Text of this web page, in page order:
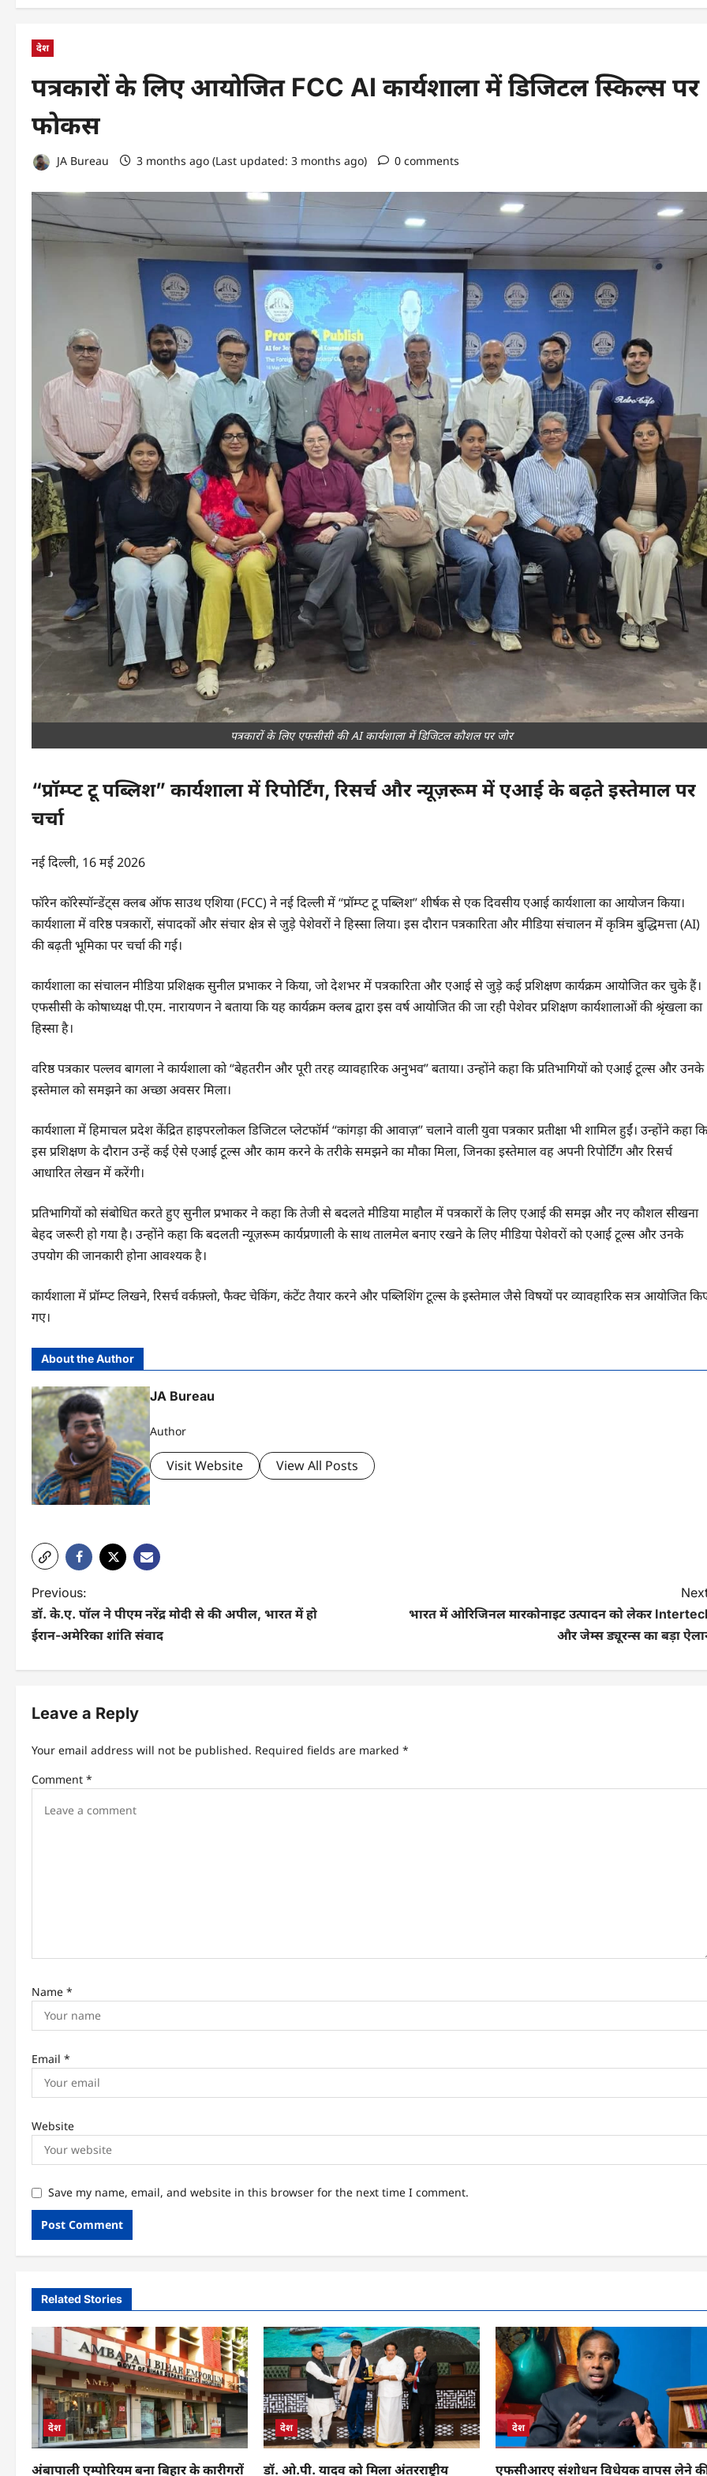
देश
पत्रकारों के लिए आयोजित FCC AI कार्यशाला में डिजिटल स्किल्स पर
फोकस
JA Bureau 3 months ago (Last updated: 3 months ago) 0 comments
पत्रकारों के लिए एफसीसी की AI कार्यशाला में डिजिटल कौशल पर जोर
“प्रॉम्प्ट टू पब्लिश” कार्यशाला में रिपोर्टिंग, रिसर्च और न्यूज़रूम में एआई के बढ़ते इस्तेमाल पर
चर्चा
नई दिल्ली, 16 मई 2026
फॉरेन कॉरेस्पॉन्डेंट्स क्लब ऑफ साउथ एशिया (FCC) ने नई दिल्ली में “प्रॉम्प्ट टू पब्लिश” शीर्षक से एक दिवसीय एआई कार्यशाला का आयोजन किया।
कार्यशाला में वरिष्ठ पत्रकारों, संपादकों और संचार क्षेत्र से जुड़े पेशेवरों ने हिस्सा लिया। इस दौरान पत्रकारिता और मीडिया संचालन में कृत्रिम बुद्धिमत्ता (AI)
की बढ़ती भूमिका पर चर्चा की गई।
कार्यशाला का संचालन मीडिया प्रशिक्षक सुनील प्रभाकर ने किया, जो देशभर में पत्रकारिता और एआई से जुड़े कई प्रशिक्षण कार्यक्रम आयोजित कर चुके हैं।
एफसीसी के कोषाध्यक्ष पी.एम. नारायणन ने बताया कि यह कार्यक्रम क्लब द्वारा इस वर्ष आयोजित की जा रही पेशेवर प्रशिक्षण कार्यशालाओं की श्रृंखला का
हिस्सा है।
वरिष्ठ पत्रकार पल्लव बागला ने कार्यशाला को “बेहतरीन और पूरी तरह व्यावहारिक अनुभव” बताया। उन्होंने कहा कि प्रतिभागियों को एआई टूल्स और उनके
इस्तेमाल को समझने का अच्छा अवसर मिला।
कार्यशाला में हिमाचल प्रदेश केंद्रित हाइपरलोकल डिजिटल प्लेटफॉर्म “कांगड़ा की आवाज़” चलाने वाली युवा पत्रकार प्रतीक्षा भी शामिल हुईं। उन्होंने कहा कि
इस प्रशिक्षण के दौरान उन्हें कई ऐसे एआई टूल्स और काम करने के तरीके समझने का मौका मिला, जिनका इस्तेमाल वह अपनी रिपोर्टिंग और रिसर्च
आधारित लेखन में करेंगी।
प्रतिभागियों को संबोधित करते हुए सुनील प्रभाकर ने कहा कि तेजी से बदलते मीडिया माहौल में पत्रकारों के लिए एआई की समझ और नए कौशल सीखना
बेहद जरूरी हो गया है। उन्होंने कहा कि बदलती न्यूज़रूम कार्यप्रणाली के साथ तालमेल बनाए रखने के लिए मीडिया पेशेवरों को एआई टूल्स और उनके
उपयोग की जानकारी होना आवश्यक है।
कार्यशाला में प्रॉम्प्ट लिखने, रिसर्च वर्कफ़्लो, फैक्ट चेकिंग, कंटेंट तैयार करने और पब्लिशिंग टूल्स के इस्तेमाल जैसे विषयों पर व्यावहारिक सत्र आयोजित
गए।
About the Author
JA Bureau
Author
Visit Website View All Posts
P
o
n
i
n
Previous:
डॉ. के.ए. पॉल ने पीएम नरेंद्र मोदी से की अपील, भारत में हो
ईरान-अमेरिका शांति संवाद
भारत में ओरिजिनल मारकोनाइट उत्पादन को लेकर
और जेम्स ड्यूरन्स का बड़ा
Leave a Reply
Your email address will not be published. Required fields are marked *
Comment *
Name *
Email *
Website
Save my name, email, and website in this browser for the next time I comment.
Related Stories
देश
अंबापाली एम्पोरियम बना बिहार के कारीगरों
देश
डॉ. ओ.पी. यादव को मिला अंतरराष्ट्रीय
देश
एफसीआरए संशोधन विधेयक वापस लेने